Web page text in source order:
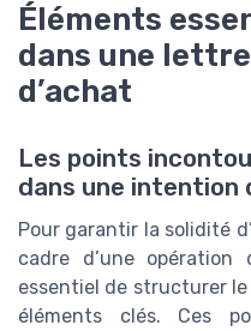
Éléments
dans une
d’achat
Les points
dans une intention
Pour garantir la solidité
cadre d’une
essentiel de structurer
éléments clés. Ces